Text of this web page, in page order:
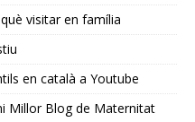
visitar en família
en català a Youtube
Millor Blog de Maternitat